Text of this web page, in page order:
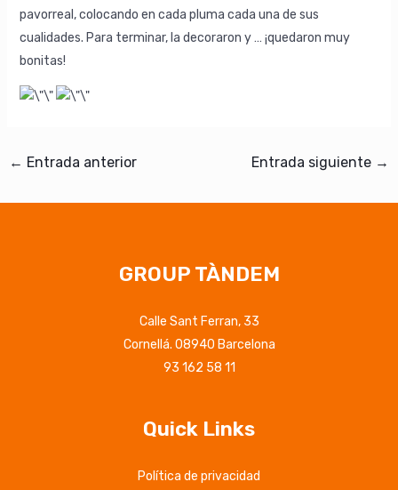
pavorreal, colocando en cada pluma cada una de sus
cualidades. Para terminar, la decoraron y … ¡quedaron muy
bonitas!
← Entrada anterior Entrada siguiente →
GROUP TÀNDEM
Calle Sant Ferran, 33
Cornellá. 08940 Barcelona
93 162 58 11
Quick Links
Política de privacidad